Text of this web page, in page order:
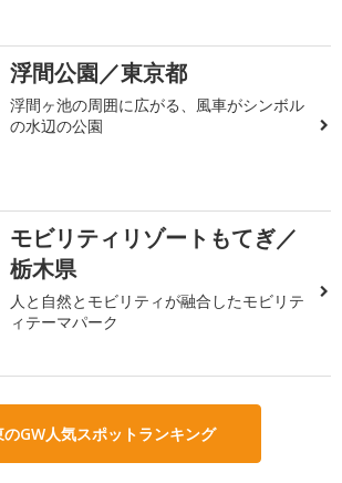
浮間公園／東京都
浮間ヶ池の周囲に広がる、風車がシンボル
の水辺の公園
モビリティリゾートもてぎ／
栃木県
人と自然とモビリティが融合したモビリテ
ィテーマパーク
のGW人気スポットランキング